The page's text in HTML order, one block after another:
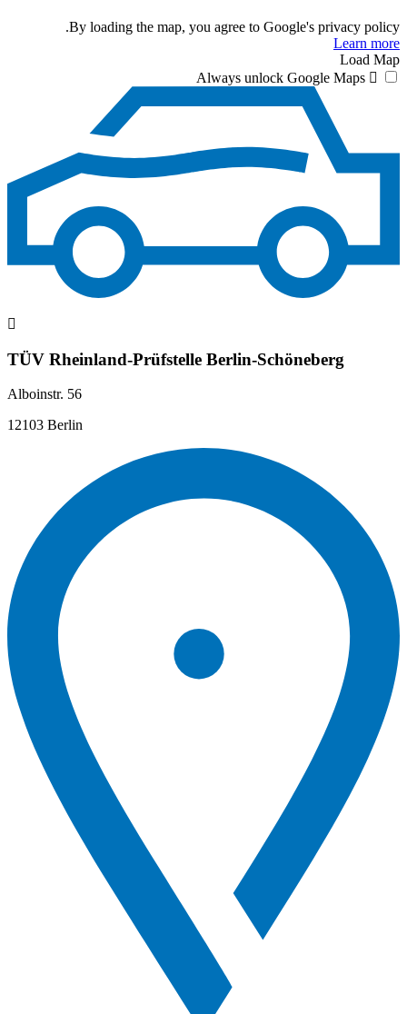
By loading the map, you agree to Google's privacy policy.
Learn more
Load Map
Always unlock Google Maps
TÜV Rheinland-Prüfstelle Berlin-Schöneberg
Alboinstr. 56
12103 Berlin